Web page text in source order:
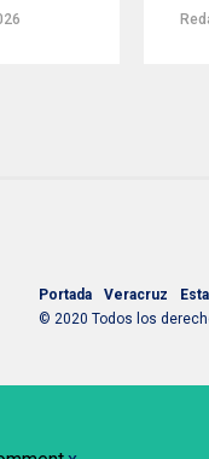
Portada Veracruz
© 2020 Todos los